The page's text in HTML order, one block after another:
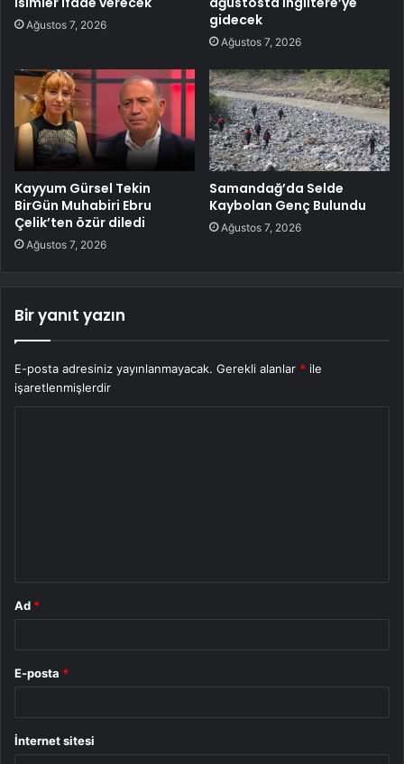
Ağustos 7, 2026
gidecek
Ağustos 7, 2026
Kayyum Gürsel Tekin
BirGün Muhabiri Ebru
Çelik’ten özür diledi
Ağustos 7, 2026
Samandağ’da Selde
Kaybolan Genç Bulundu
Ağustos 7, 2026
Bir yanıt yazın
E-posta adresiniz yayınlanmayacak. Gerekli alanlar * ile
işaretlenmişlerdir
Ad *
E-posta *
İnternet sitesi